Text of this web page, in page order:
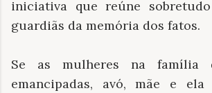
iniciativa que reúne
guardiãs da memória dos fatos.
Se as mulheres na família
emancipadas, avó, mãe e ela